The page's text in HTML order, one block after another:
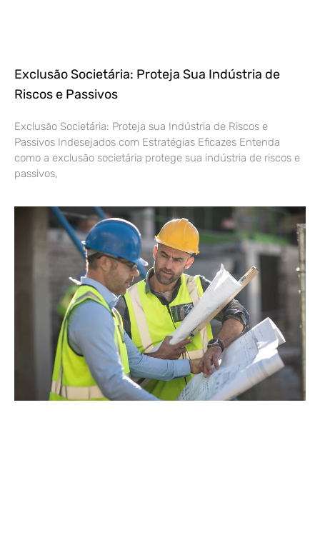
Exclusão Societária: Proteja Sua Indústria de
Riscos e Passivos
Exclusão Societária: Proteja sua Indústria de Riscos e
Passivos Indesejados com Estratégias Eficazes Entenda
como a exclusão societária protege sua indústria de riscos e
passivos,